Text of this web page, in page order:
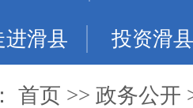
进滑县 投资滑县
首页 >> 政务公开